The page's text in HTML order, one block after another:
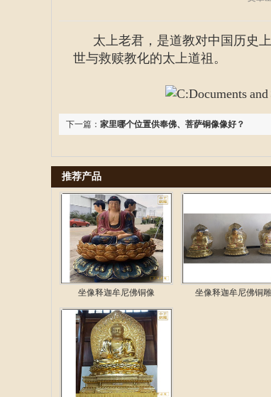
太上老君，是道教对中国历史
世与救赎教化的太上道祖。
下一篇： 家里哪个位置供奉佛、菩萨铜像像好？
推荐产品
坐像释迦牟尼佛铜像 坐像释迦牟尼佛铜